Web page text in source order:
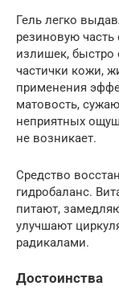
Гель легко
резиновую часть
излишек, быстро
частички кожи,
применения
матовость,
неприятных
не возникает.
Средство
гидробаланс.
питают,
улучшают
радикалами.
Достоинства